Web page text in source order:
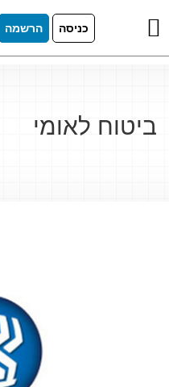
כניסה הרשמה
ביטוח לאומי